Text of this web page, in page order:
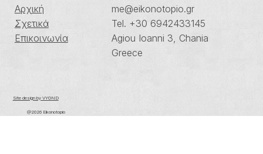
Αρχική
Σχετικά
Επικοινωνία
me@eikonotopio.gr
Tel. +30 6942433145
Agiou Ioanni 3, Chania
Greece
Site design by VYOND
@2026 Eikonotopio